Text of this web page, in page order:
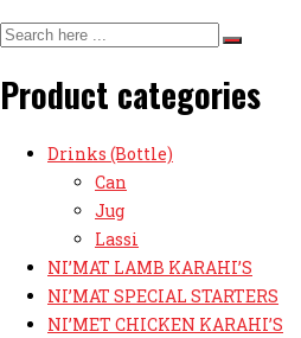
Product categories
Drinks (Bottle)
Can
Jug
Lassi
NI’MAT LAMB KARAHI’S
NI’MAT SPECIAL STARTERS
NI’MET CHICKEN KARAHI’S